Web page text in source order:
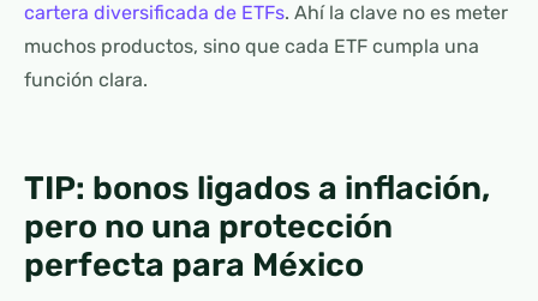
cartera diversificada de ETFs. Ahí la clave no es meter
muchos productos, sino que cada ETF cumpla una
función clara.
TIP: bonos ligados a inflación,
pero no una protección
perfecta para México